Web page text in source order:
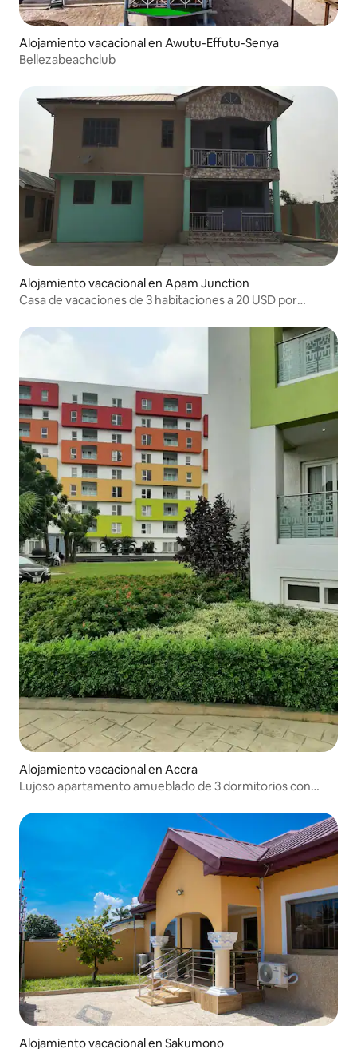
Alojamiento vacacional en Awutu-Effutu-Senya
Bellezabeachclub
Alojamiento vacacional en Apam Junction
Casa de vacaciones de 3 habitaciones a 20 USD por
Alojamiento vacacional en Accra
Lujoso apartamento amueblado de 3 dormitorios con
Alojamiento vacacional en Sakumono